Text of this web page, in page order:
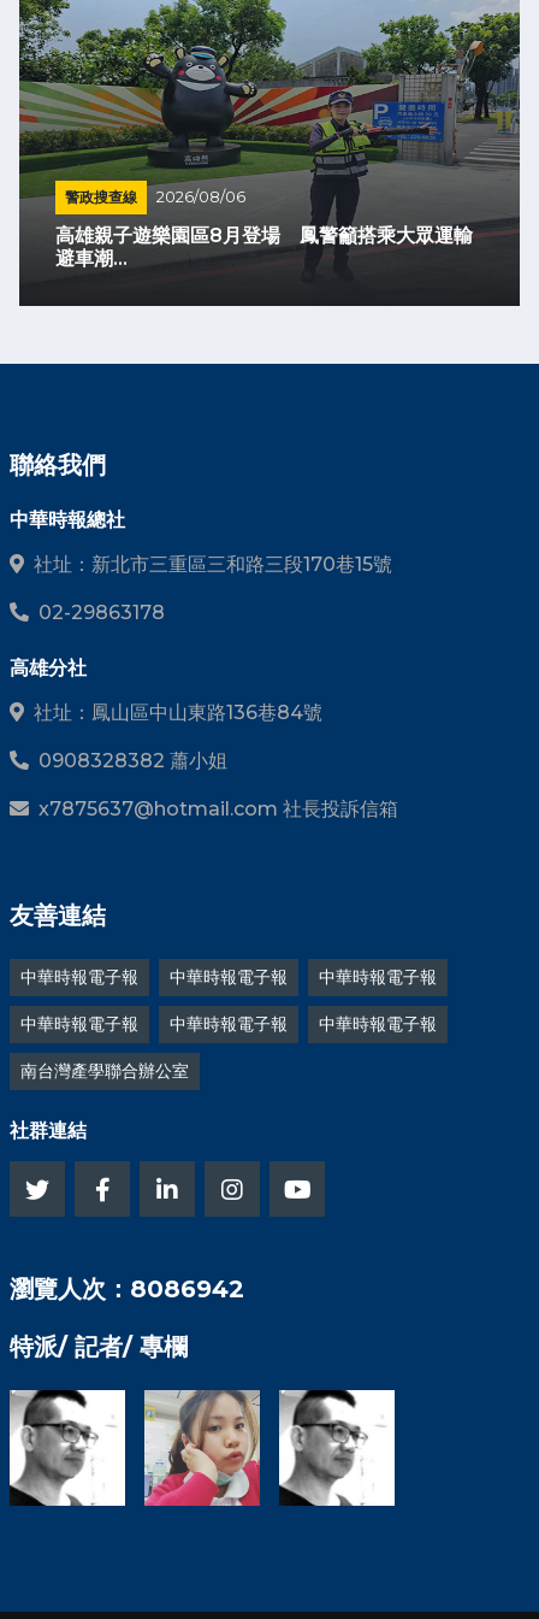
警政搜查線 2026/08/06
高雄親子遊樂園區8月登場 鳳警籲搭乘大眾運輸
避車潮...
聯絡我們
中華時報總社
社址：新北市三重區三和路三段170巷15號
02-29863178
高雄分社
社址：鳳山區中山東路136巷84號
0908328382 蕭小姐
x7875637@hotmail.com 社長投訴信箱
友善連結
中華時報電子報 中華時報電子報 中華時報電子報
中華時報電子報 中華時報電子報 中華時報電子報
南台灣產學聯合辦公室
社群連結
瀏覽人次：8086942
特派/ 記者/ 專欄